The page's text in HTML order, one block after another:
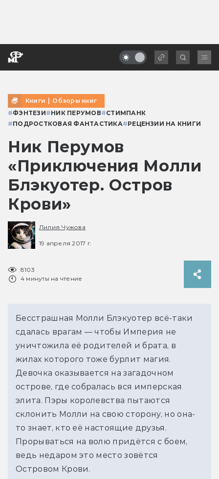
Книги | Обзоры книг
#ФЭНТЕЗИ#НИК ПЕРУМОВ#СТИМПАНК
#ПОДРОСТКОВАЯ ФАНТАСТИКА#РЕЦЕНЗИИ НА КНИГИ
Ник Перумов
«Приключения Молли
Блэкуотер. Остров
Крови»
Лилия Чужова
19 апреля 2017 г.
8103
4 минуты на чтение
Бесстрашная Молли Блэкуотер всё-таки
сдалась врагам — чтобы Империя не
уничтожила её родителей и брата, в
жилах которого тоже бурлит магия.
Девочка оказывается на загадочном
острове, где собралась вся имперская
элита. Пэры королевства пытаются
склонить Молли на свою сторону, но она-
то знает, кто её настоящие друзья.
Прорываться на волю придётся с боем,
ведь недаром это место зовётся
Островом Крови.